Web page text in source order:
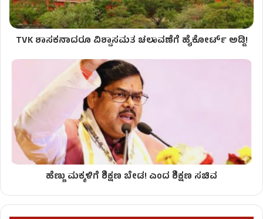
TVK ಶಾಸಕನಾದರೂ ವಿಶ್ವಾಸಮತ ಚಲಾವಣೆಗೆ ಹೈಕೋರ್ಟ್ ಅಡ್ಡಿ!
ಹೆಣ್ಣು ಮಕ್ಕಳಿಗೆ ಶಿಕ್ಷಣ ಬೇಡ! ಎಂದ ಶಿಕ್ಷಣ ಸಚಿವ